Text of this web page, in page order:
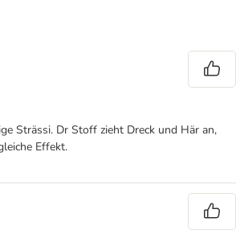
Strässi. Dr Stoff zieht Dreck und Här an,
Effekt.